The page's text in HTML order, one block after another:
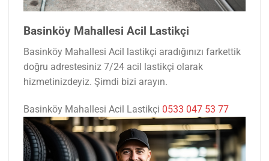
Basinköy Mahallesi Acil Lastikçi
Basinköy Mahallesi Acil lastikçi aradığınızı farkettik
doğru adrestesiniz 7/24 acil lastikçi olarak
hizmetinizdeyiz. Şimdi bizi arayın.
Basinköy Mahallesi Acil Lastikçi 0533 047 53 77